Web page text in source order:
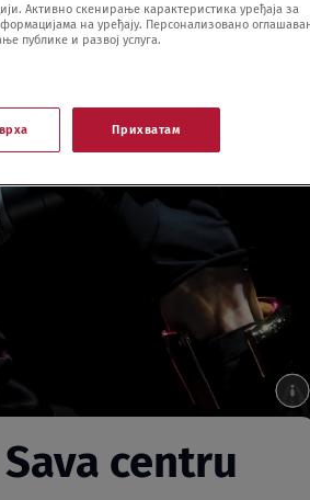
centru
Активно скенирање карактеристика уређаја за
на уређају. Персонализовано
публике и развој услуга.
Прихватам